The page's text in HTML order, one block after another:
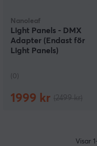
Nanoleaf
Light Panels - DMX
Adapter (Endast för
Light Panels)
(0)
1999 kr
Visar